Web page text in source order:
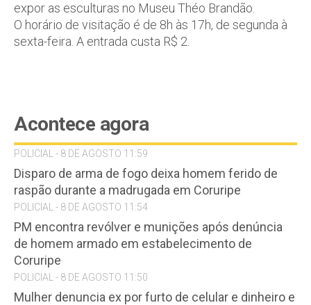
expor as esculturas no Museu Théo Brandão.
O horário de visitação é de 8h às 17h, de segunda à
sexta-feira. A entrada custa R$ 2.
Acontece agora
POLICIAL - 8 DE AGOSTO 11:59
Disparo de arma de fogo deixa homem ferido de
raspão durante a madrugada em Coruripe
POLICIAL - 8 DE AGOSTO 11:54
PM encontra revólver e munições após denúncia
de homem armado em estabelecimento de
Coruripe
POLICIAL - 8 DE AGOSTO 11:50
Mulher denuncia ex por furto de celular e dinheiro e